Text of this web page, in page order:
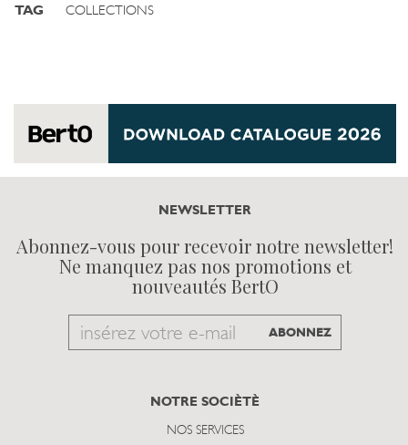
TAG COLLECTIONS
NEWSLETTER
Abonnez-vous pour recevoir notre newsletter!
Ne manquez pas nos promotions et
nouveautés BertO
Email
subscribe
ABONNEZ
NOTRE SOCIÈTÈ
NOS SERVICES